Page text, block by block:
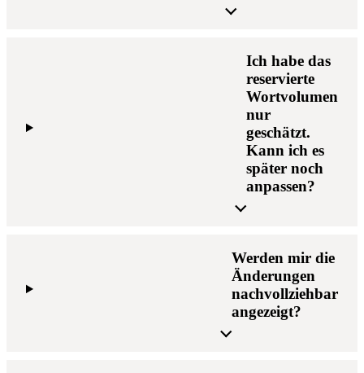
Ich habe das
reservierte
Wortvolumen
nur
geschätzt.
Kann ich es
später noch
anpassen?
Werden mir die
Änderungen
nachvollziehbar
angezeigt?